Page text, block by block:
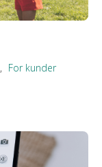
For kunder